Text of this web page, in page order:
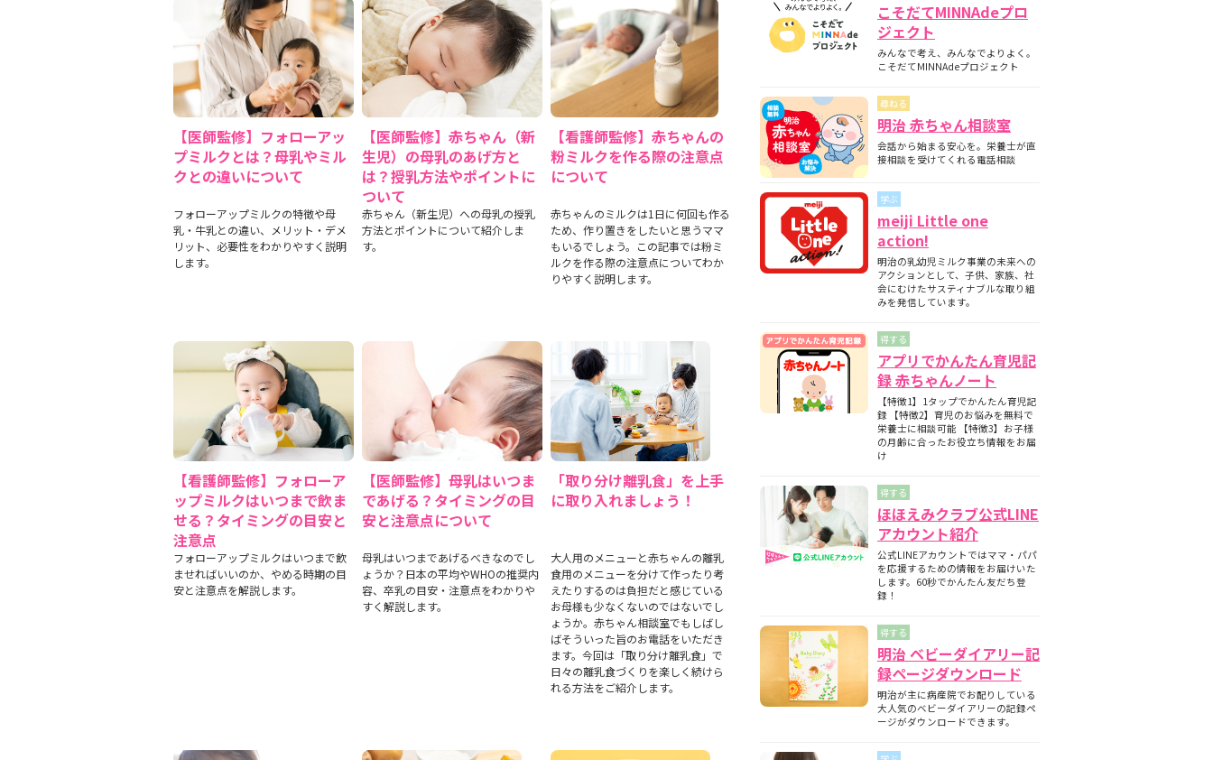
【医師監修】フォローアッ
プミルクとは？母乳やミル
クとの違いについて
フォローアップミルクの特徴や母
乳・牛乳との違い、メリット・デメ
リット、必要性をわかりやすく説明
します。
【医師監修】赤ちゃん（新
生児）の母乳のあげ方と
は？授乳方法やポイントに
ついて
赤ちゃん（新生児）への母乳の授乳
方法とポイントについて紹介しま
す。
【看護師監修】赤ちゃんの
粉ミルクを作る際の注意点
について
赤ちゃんのミルクは1日に何回も作る
ため、作り置きをしたいと思うママ
もいるでしょう。この記事では粉ミ
ルクを作る際の注意点についてわか
りやすく説明します。
【看護師監修】フォローア
ップミルクはいつまで飲ま
せる？タイミングの目安と
注意点
フォローアップミルクはいつまで飲
ませればいいのか、やめる時期の目
安と注意点を解説します。
【医師監修】母乳はいつま
であげる？タイミングの目
安と注意点について
母乳はいつまであげるべきなのでし
ょうか？日本の平均やWHOの推奨内
容、卒乳の目安・注意点をわかりや
すく解説します。
「取り分け離乳食」を上手
に取り入れましょう！
大人用のメニューと赤ちゃんの離乳
食用のメニューを分けて作ったり考
えたりするのは負担だと感じている
お母様も少なくないのではないでし
ょうか。赤ちゃん相談室でもしばし
ばそういった旨のお電話をいただき
ます。今回は「取り分け離乳食」で
日々の離乳食づくりを楽しく続けら
れる方法をご紹介します。
【医師監修】新生児の成長曲線とは？成長曲
線を下回るときの対策について
【医師監修】赤ちゃん（新生児）が便秘？原
因と家庭でできる解消方法、受診の目安につ
【助産師監修】離乳食の進め方とは？月齢
別・隔週のスケジュールやNG食材について
【助産師監修】離乳食はいつから始める？目
安時期と月齢別の離乳食の内容について
【医師監修】フォローアップミルクとは？母
乳やミルクとの違いについて
【看護師監修】フォローアップミルクはいつ
から始める？切り替えの目安と必要性を解説
【看護師監修】フォローアップミルクはいつ
まで飲ませる？タイミングの目安と注意点
こそだてMINNAdeプロ
ジェクト
みんなで考え、みんなでよりよく。
こそだてMINNAdeプロジェクト
尋ねる
明治 赤ちゃん相談室
会話から始まる安心を。栄養士が直
接相談を受けてくれる電話相談
学ぶ
meiji Little one
action!
明治の乳幼児ミルク事業の未来への
アクションとして、子供、家族、社
会にむけたサスティナブルな取り組
みを発信しています。
得する
アプリでかんたん育児記
録 赤ちゃんノート
【特徴1】1タップでかんたん育児記
録 【特徴2】育児のお悩みを無料で
栄養士に相談可能 【特徴3】お子様
の月齢に合ったお役立ち情報をお届
け
得する
ほほえみクラブ公式LINE
アカウント紹介
公式LINEアカウントではママ・パパ
を応援するための情報をお届けいた
します。60秒でかんたん友だち登
録！
得する
明治 ベビーダイアリー記
録ページダウンロード
明治が主に病産院でお配りしている
大人気のベビーダイアリーの記録ペ
ージがダウンロードできます。